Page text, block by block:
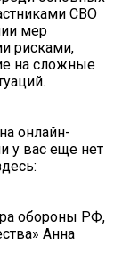
СВО
мер
рисками,
на сложные
онлайн-
у вас еще нет
обороны РФ,
Анна